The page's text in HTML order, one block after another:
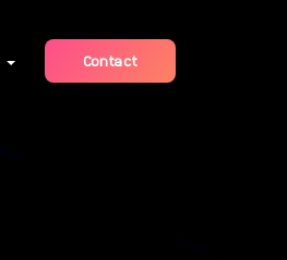
Contact